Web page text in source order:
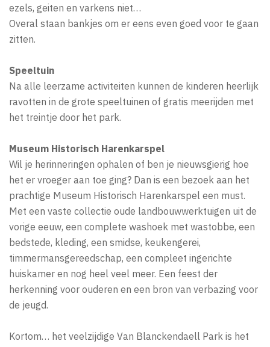
ezels, geiten en varkens niet…
Overal staan bankjes om er eens even goed voor te gaan
zitten.
Speeltuin
Na alle leerzame activiteiten kunnen de kinderen heerlijk
ravotten in de grote speeltuinen of gratis meerijden met
het treintje door het park.
Museum Historisch Harenkarspel
Wil je herinneringen ophalen of ben je nieuwsgierig hoe
het er vroeger aan toe ging? Dan is een bezoek aan het
prachtige Museum Historisch Harenkarspel een must.
Met een vaste collectie oude landbouwwerktuigen uit de
vorige eeuw, een complete washoek met wastobbe, een
bedstede, kleding, een smidse, keukengerei,
timmermansgereedschap, een compleet ingerichte
huiskamer en nog heel veel meer. Een feest der
herkenning voor ouderen en een bron van verbazing voor
de jeugd.
Kortom… het veelzijdige Van Blanckendaell Park is het